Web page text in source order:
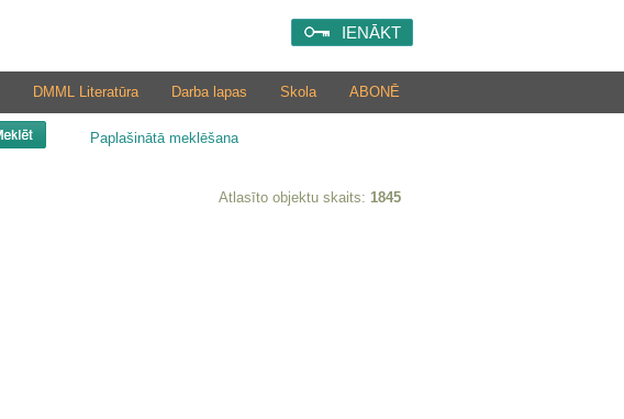
IENĀKT
ABONĒ
Skola
Darba lapas
DMML Literatūra
Paplašinātā meklēšana
Atlasīto objektu skaits: 1845